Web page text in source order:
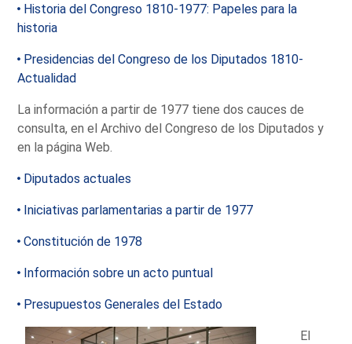
Historia del Congreso 1810-1977: Papeles para la
historia
Presidencias del Congreso de los Diputados 1810-
Actualidad
La información a partir de 1977 tiene dos cauces de
consulta, en el Archivo del Congreso de los Diputados y
en la página Web.
Diputados actuales
Iniciativas parlamentarias a partir de 1977
Constitución de 1978
Información sobre un acto puntual
Presupuestos Generales del Estado
El